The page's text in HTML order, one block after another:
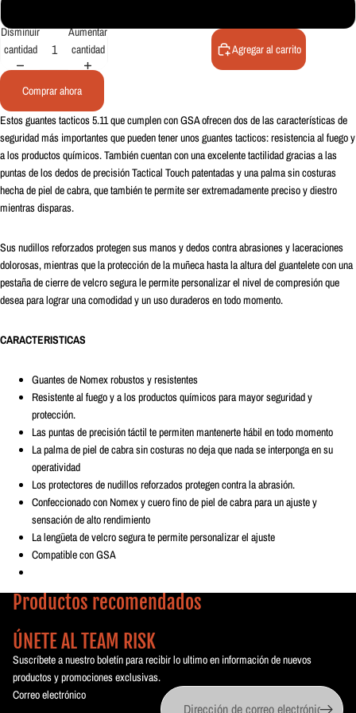
Disminuir
cantidad
Aumentar
cantidad
Agregar al carrito
Comprar ahora
Estos guantes tacticos 5.11 que cumplen con GSA ofrecen dos de las características de
seguridad más importantes que pueden tener unos guantes tacticos: resistencia al fuego y
a los productos químicos. También cuentan con una excelente tactilidad gracias a las
puntas de los dedos de precisión Tactical Touch patentadas y una palma sin costuras
hecha de piel de cabra, que también te permite ser extremadamente preciso y diestro
mientras disparas.
Sus nudillos reforzados protegen sus manos y dedos contra abrasiones y laceraciones
dolorosas, mientras que la protección de la muñeca hasta la altura del guantelete con una
pestaña de cierre de velcro segura le permite personalizar el nivel de compresión que
desea para lograr una comodidad y un uso duraderos en todo momento.
CARACTERISTICAS
Guantes de Nomex robustos y resistentes
Resistente al fuego y a los productos químicos para mayor seguridad y
protección.
Las puntas de precisión táctil te permiten mantenerte hábil en todo momento
La palma de piel de cabra sin costuras no deja que nada se interponga en su
operatividad
Los protectores de nudillos reforzados protegen contra la abrasión.
Confeccionado con Nomex y cuero fino de piel de cabra para un ajuste y
sensación de alto rendimiento
La lengüeta de velcro segura te permite personalizar el ajuste
Compatible con GSA
Productos recomendados
ÚNETE AL TEAM RISK
Suscríbete a nuestro boletín para recibir lo ultimo en información de nuevos
productos y promociones exclusivas.
Correo electrónico